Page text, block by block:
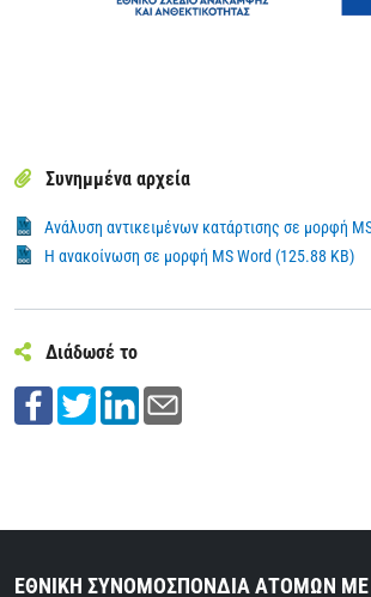
Συνημμένα αρχεία
Ανάλυση αντικειμένων κατάρτισης σε μορφή
Η ανακοίνωση σε μορφή MS Word (125.88 KB)
Διάδωσέ το
ΕΘΝΙΚΗ ΣΥΝΟΜΟΣΠΟΝΔΙΑ ΑΤΟΜΩΝ